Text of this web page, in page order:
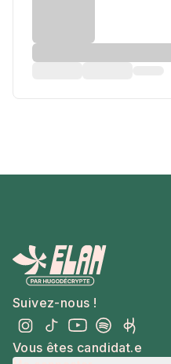
Suivez-nous !
Vous êtes candidat.e